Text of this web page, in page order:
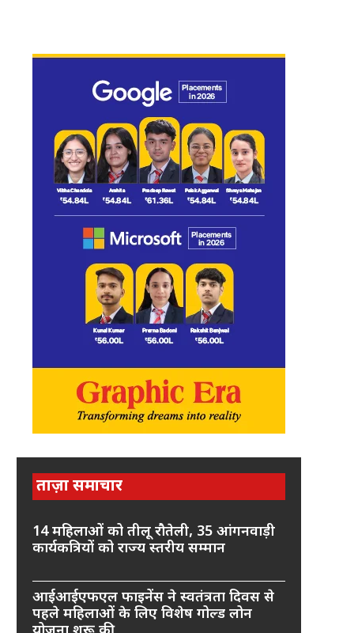
ताज़ा समाचार
14 महिलाओं को तीलू रौतेली, 35 आंगनवाड़ी
कार्यकत्रियों को राज्य स्तरीय सम्मान
आईआईएफएल फाइनेंस ने स्वतंत्रता दिवस से
पहले महिलाओं के लिए विशेष गोल्ड लोन